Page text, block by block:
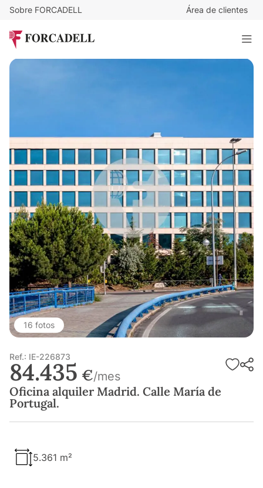
Sobre FORCADELL Área de clientes
Oficina alquiler Madrid. Calle María de Portugal.
5.361 m²
16 fotos
Ref.: IE-226873
84.435 €/mes
Oficina alquiler Madrid. Calle María de
Portugal.
5.361 m²